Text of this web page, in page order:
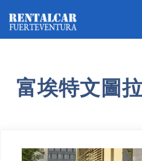
富埃特文圖